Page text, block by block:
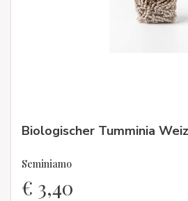
Biologischer Tumminia
Seminiamo
€ 3,40